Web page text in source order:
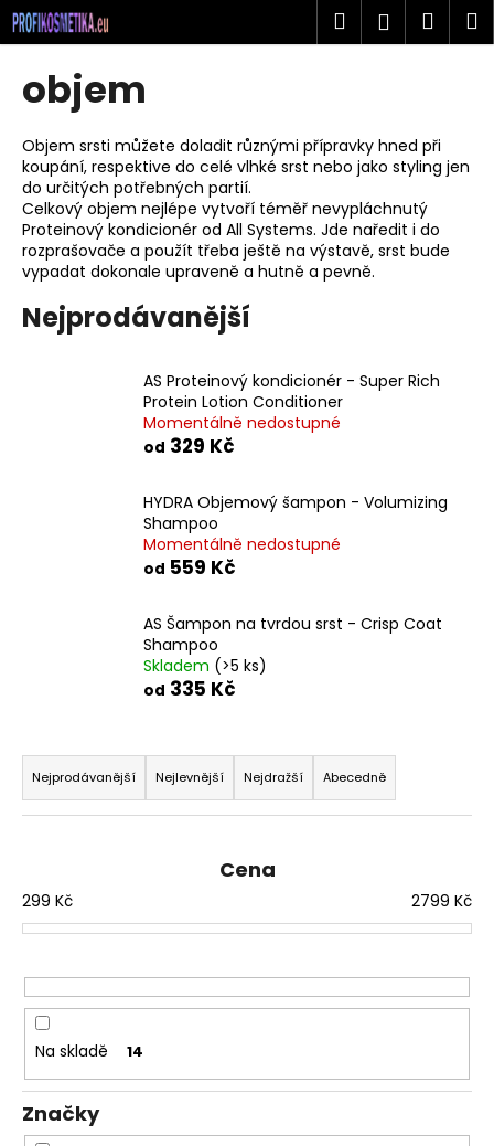
Přejít
na
obsah
Hledat
objem
Objem srsti můžete doladit různými přípravky hned při
koupání, respektive do celé vlhké srst nebo jako styling jen
do určitých potřebných partií.
Celkový objem nejlépe vytvoří téměř nevypláchnutý
Proteinový kondicionér od All Systems. Jde naředit i do
rozprašovače a použít třeba ještě na výstavě, srst bude
vypadat dokonale upraveně a hutně a pevně.
Nejprodávanější
AS Proteinový kondicionér - Super Rich
Protein Lotion Conditioner
Momentálně nedostupné
od 329 Kč
HYDRA Objemový šampon - Volumizing
Shampoo
Momentálně nedostupné
od 559 Kč
AS Šampon na tvrdou srst - Crisp Coat
Shampoo
Skladem (>5 ks)
od 335 Kč
Ř
a
z
í
p
o
d
u
k
t
ů
Nejprodávanější Nejlevnější Nejdražší Abecedně
Cena
299 Kč 2799 Kč
Na skladě 14
Značky
K
o
o
p
o
t
ř
e
b
HLEDAT
p
o
r
č
u
m
e